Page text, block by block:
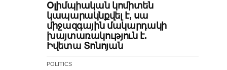
Օլիմպիական կոմիտեն
կապարակնքվել է, սա
միջազգային մակարդակի
խայտառակություն է.
Իվետա Տոնոյան
POLITICS